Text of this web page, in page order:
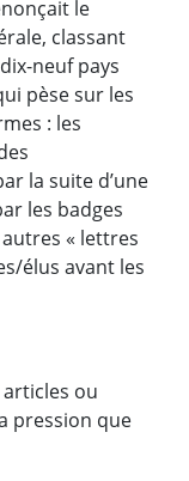
le
classant
neuf pays
pèse sur les
: les
la suite d’une
les badges
« lettres
élus avant les
ou
pression que